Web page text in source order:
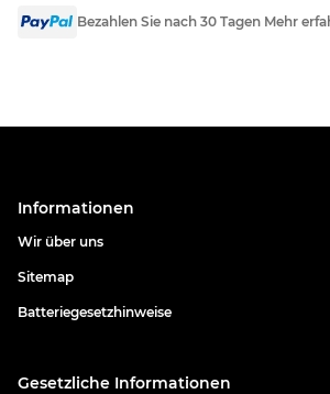
Bezahlen Sie nach 30 Tagen Mehr
Informationen
Wir über uns
Sitemap
Batteriegesetzhinweise
Gesetzliche Informationen